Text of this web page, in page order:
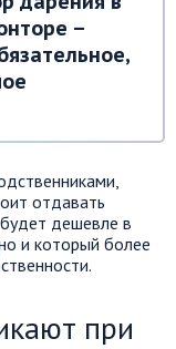
–
отдавать
дешевле в
и который более
при